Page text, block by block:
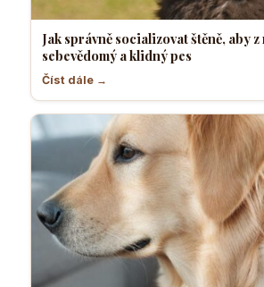
Jak správně socializovat štěně, aby
sebevědomý a klidný pes
Číst dále →